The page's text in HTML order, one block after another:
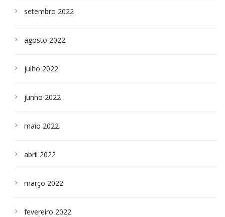
setembro 2022
agosto 2022
julho 2022
junho 2022
maio 2022
abril 2022
março 2022
fevereiro 2022